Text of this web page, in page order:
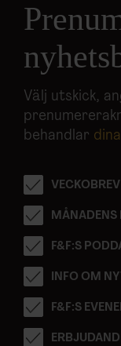
Välj utskick,
behandlar
MÅNADENS
F&F:S
INFO OM
F&F:S